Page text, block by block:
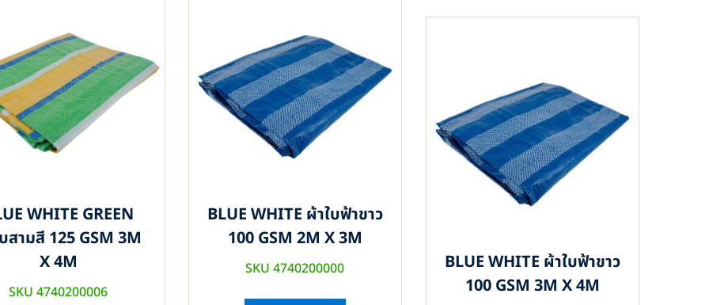
WHITE GREEN
สามสี 125 GSM 3M
X 4M
SKU 4740200006
BLUE WHITE ผ้าใบฟ้าขาว
100 GSM 2M X 3M
SKU 4740200000
BLUE WHITE ผ้าใบฟ้าขาว
100 GSM 3M X 4M